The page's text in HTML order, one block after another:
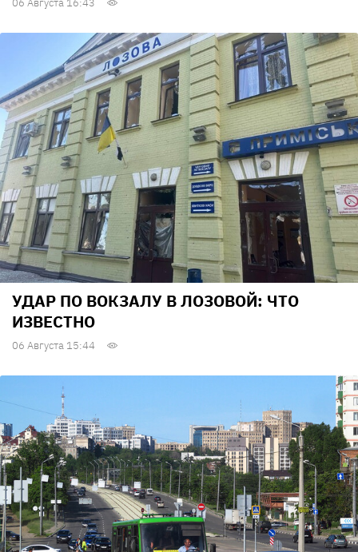
УДАР ПО ВОКЗАЛУ В ЛОЗОВОЙ: ЧТО
ИЗВЕСТНО
06 Августа 15:44